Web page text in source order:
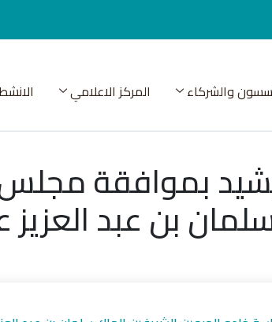
والشركاء المركز الاعلامي
بموافقة مجلس
بن عبد